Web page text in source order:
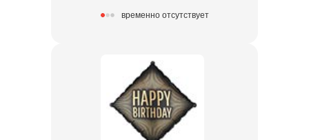
временно отсутствует